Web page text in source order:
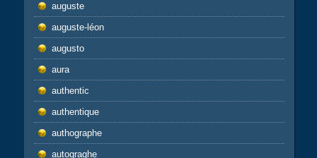
auguste
auguste-léon
augusto
aura
authentic
authentique
authographe
autograghe